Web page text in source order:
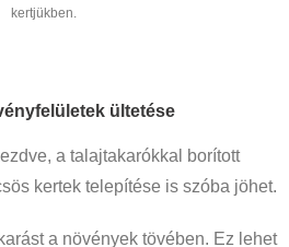
kertjükben.
ültetése
a talajtakarókkal borított
kertek telepítése is szóba jöhet.
a növények tövében. Ez lehet